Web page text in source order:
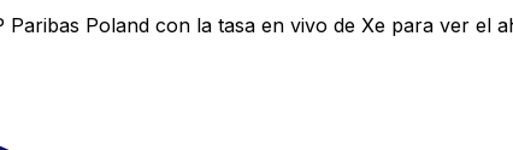
Poland con la tasa en vivo de Xe para ver el